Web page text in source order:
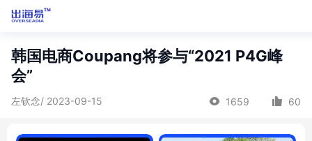
韩国电商Coupang将参与“2021 P4G峰
会”
左钦念/ 2023-09-15 1659 60